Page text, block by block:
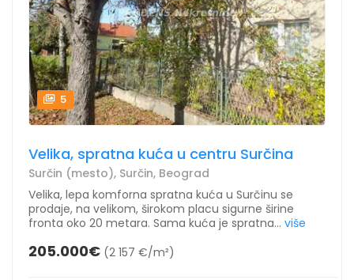
5
Velika, spratna kuća u centru Surčina
Surčin (mesto), Surčin, Beograd
Velika, lepa komforna spratna kuća u Surčinu se
prodaje, na velikom, širokom placu sigurne širine
fronta oko 20 metara. Sama kuća je spratna... više
205.000€ (2 157 €/m²)